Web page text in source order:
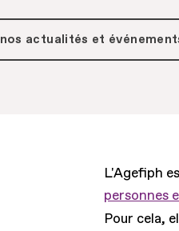
nos actualités et
L'Agefiph
personnes
Pour cela,